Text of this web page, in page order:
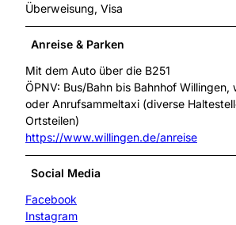
Überweisung, Visa
Anreise & Parken
Mit dem Auto über die B251
ÖPNV: Bus/Bahn bis Bahnhof Willingen,
oder Anrufsammeltaxi (diverse
Ortsteilen)
https://www.willingen.de/anreise
Social Media
Facebook
Instagram